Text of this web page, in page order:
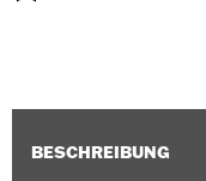
BESCHREIBUNG